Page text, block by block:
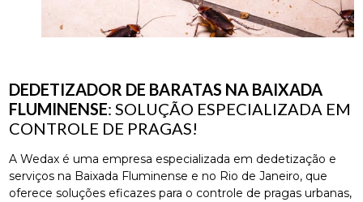
DEDETIZADOR DE BARATAS NA BAIXADA
FLUMINENSE: SOLUÇÃO ESPECIALIZADA EM
CONTROLE DE PRAGAS!
A Wedax é uma empresa especializada em dedetização e
serviços na Baixada Fluminense e no Rio de Janeiro, que
oferece soluções eficazes para o controle de pragas urbanas,